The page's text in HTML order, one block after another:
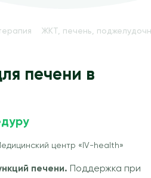
ЖКТ, печень,
печени в
центр «IV-health»
печени. Поддержка при